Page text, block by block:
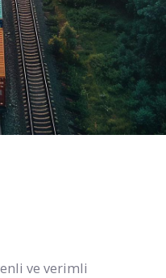
ve verimli